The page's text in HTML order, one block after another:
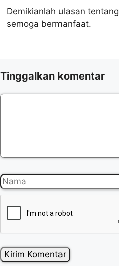
Demikianlah ulasan tentang
semoga bermanfaat.
Tinggalkan komentar
Komentar
Nama